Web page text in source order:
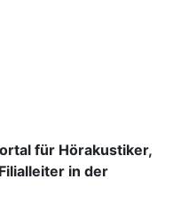
für Hörakustiker,
in der